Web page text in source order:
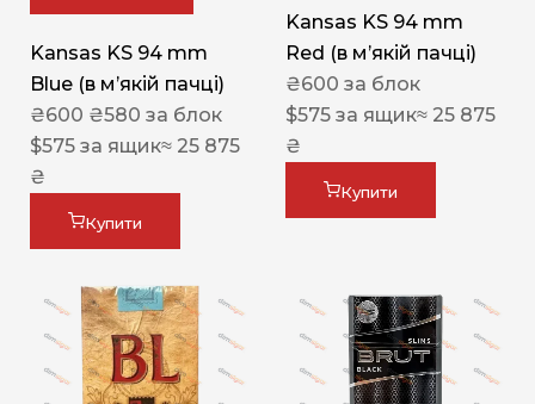
Kansas KS 94 mm
Blue (в мʼякій пачці)
₴600 ₴580 за блок
$575 за ящик≈ 25 875
₴
Купити
Kansas KS 94 mm
Red (в мʼякій пачці)
₴600 за блок
$575 за ящик≈ 25 875
₴
Купити